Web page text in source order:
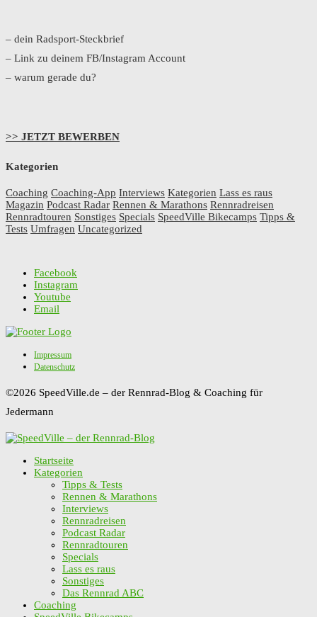
– dein Radsport-Steckbrief
– Link zu deinem FB/Instagram Account
– warum gerade du?
>> JETZT BEWERBEN
Kategorien
Coaching Coaching-App Interviews Kategorien Lass es raus
Magazin Podcast Radar Rennen & Marathons Rennradreisen
Rennradtouren Sonstiges Specials SpeedVille Bikecamps Tipps &
Tests Umfragen Uncategorized
Facebook
Instagram
Youtube
Email
Impressum
Datenschutz
©2026 SpeedVille.de – der Rennrad-Blog & Coaching für
Jedermann
Startseite
Kategorien
Tipps & Tests
Rennen & Marathons
Interviews
Rennradreisen
Podcast Radar
Rennradtouren
Specials
Lass es raus
Sonstiges
Das Rennrad ABC
Coaching